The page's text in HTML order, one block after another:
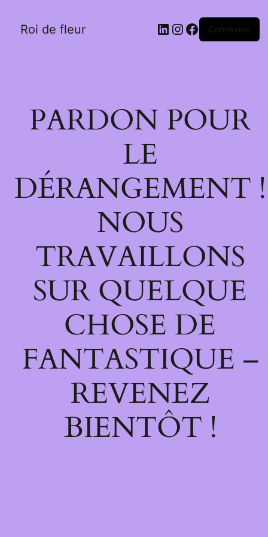
Roi de fleur LinkedIn
Instagram
Facebook
Connexion
PARDON POUR
LE
DÉRANGEMENT !
NOUS
TRAVAILLONS
SUR QUELQUE
CHOSE DE
FANTASTIQUE –
REVENEZ
BIENTÔT !